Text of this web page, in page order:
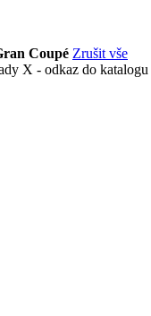
Coupé Zrušit vše